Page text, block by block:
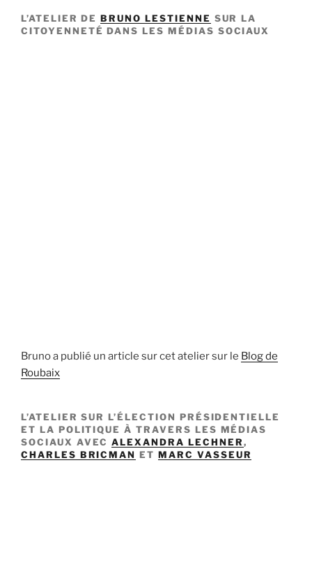
L’ATELIER DEBRUNO LESTIENNE SUR LA
CITOYENNETÉ DANS LES MÉDIAS SOCIAUX
Bruno a publié un article sur cet atelier sur le Blog de
Roubaix
L’ATELIER SUR L’ÉLECTION PRÉSIDENTIELLE
ET LA POLITIQUE À TRAVERS LES MÉDIAS
SOCIAUX AVECALEXANDRA LECHNER,
CHARLES BRICMAN ETMARC VASSEUR